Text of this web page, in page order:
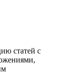
статей с